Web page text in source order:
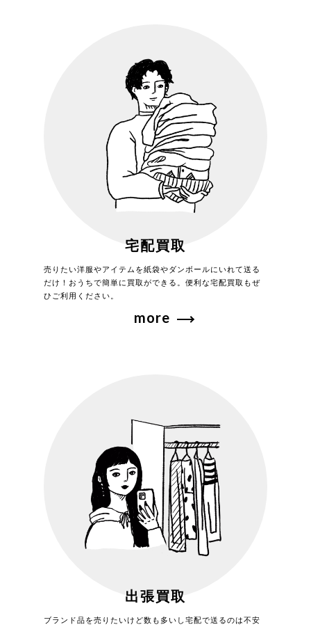
宅配買取
売りたい洋服やアイテムを紙袋やダンボールにいれて送る
だけ！おうちで簡単に買取ができる。便利な宅配買取もぜ
ひご利用ください。
more
出張買取
ブランド品を売りたいけど数も多いし宅配で送るのは不安